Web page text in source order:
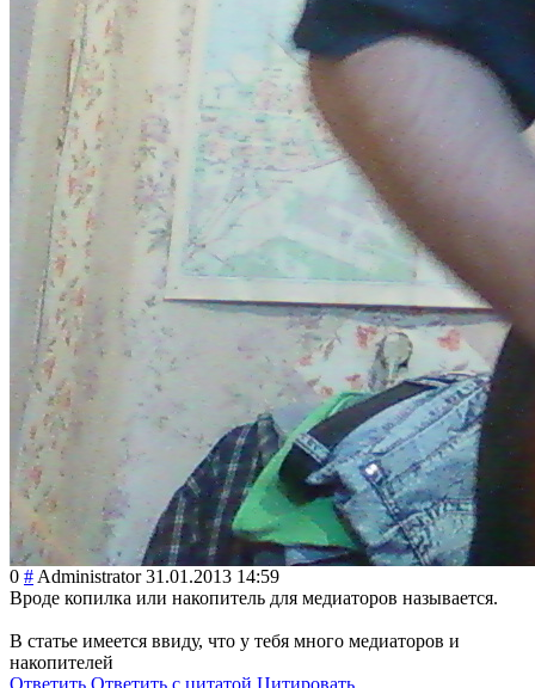
0 # Administrator 31.01.2013 14:59
Вроде копилка или накопитель для медиаторов называется.
В статье имеется ввиду, что у тебя много медиаторов и
накопителей
Ответить Ответить с цитатой Цитировать